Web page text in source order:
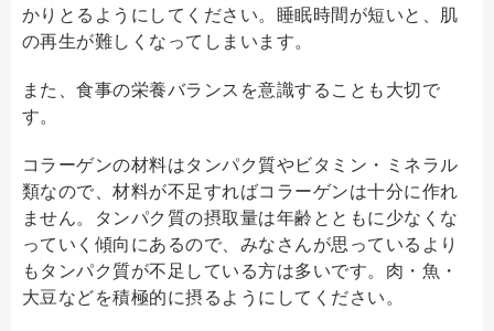
かりとるようにしてください。睡眠時間が短いと、肌
の再生が難しくなってしまいます。
また、食事の栄養バランスを意識することも大切で
す。
コラーゲンの材料はタンパク質やビタミン・ミネラル
類なので、材料が不足すればコラーゲンは十分に作れ
ません。タンパク質の摂取量は年齢とともに少なくな
っていく傾向にあるので、 みなさんが思っているより
もタンパク質が不足している方は多いです。 肉・魚・
大豆などを積極的に摂るようにしてください。